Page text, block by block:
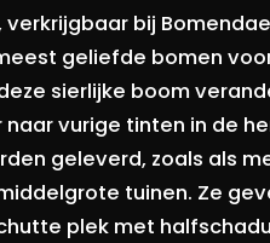
bij
geliefde bomen
sierlijke boom
vurige tinten in de
geleverd, zoals als
tuinen. Ze
plek met